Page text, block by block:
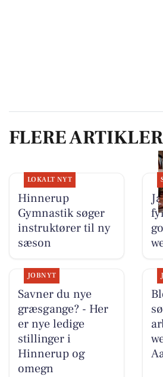
FLERE ARTIKLER
LOKALT NYT
Hinnerup
Gymnastik søger
instruktører til ny
sæson
JOBNYT
Savner du nye
græsgange? - Her
er nye ledige
stillinger i
Hinnerup og
omegn